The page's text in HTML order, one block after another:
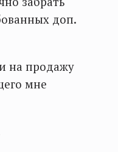
доп.
на продажу
мне